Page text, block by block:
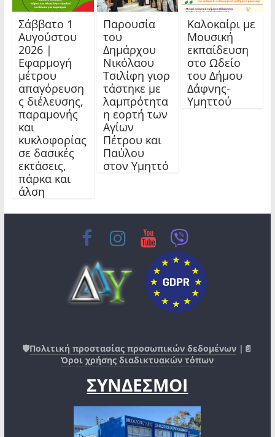
Σάββατο 1
Αυγούστου
2026 |
Εφαρμογή
μέτρου
απαγόρευση
ς διέλευσης,
παραμονής
και
κυκλοφορίας
σε δασικές
εκτάσεις,
πάρκα και
άλση
Παρουσία
του
Δημάρχου
Νικόλαου
Τσιλίφη γιορ
τάστηκε με
λαμπρότητα
η εορτή των
Αγίων
Πέτρου και
Παύλου
στον Υμηττό
Καλοκαίρι με
Μουσική
εκπαίδευση
στο Ωδείο
του Δήμου
Δάφνης-
Υμηττού
🛡️Πολιτική προστασίας προσωπικών δεδομένων |📄
Όροι χρήσης διαδικτυακών τόπων
ΣΥΝΔΕΣΜΟΙ